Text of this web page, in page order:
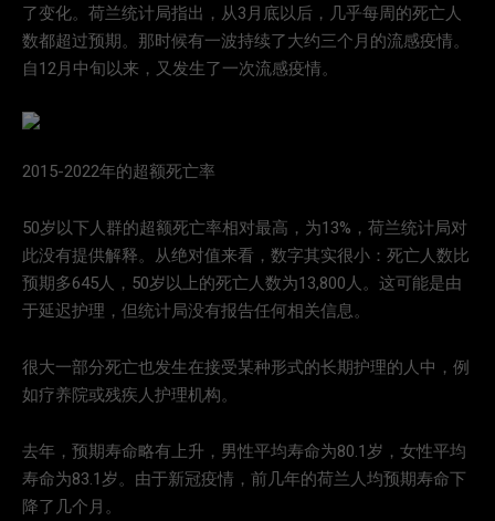
了变化。荷兰统计局指出，从3月底以后，几乎每周的死亡人
数都超过预期。那时候有一波持续了大约三个月的流感疫情。
自12月中旬以来，又发生了一次流感疫情。
2015-2022年的超额死亡率
50岁以下人群的超额死亡率相对最高，为13%，荷兰统计局对
此没有提供解释。从绝对值来看，数字其实很小：死亡人数比
预期多645人，50岁以上的死亡人数为13,800人。这可能是由
于延迟护理，但统计局没有报告任何相关信息。
很大一部分死亡也发生在接受某种形式的长期护理的人中，例
如疗养院或残疾人护理机构。
去年，预期寿命略有上升，男性平均寿命为80.1岁，女性平均
寿命为83.1岁。由于新冠疫情，前几年的荷兰人均预期寿命下
降了几个月。